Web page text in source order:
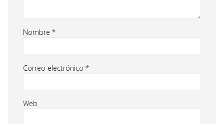
Nombre *
Correo electrónico *
Web